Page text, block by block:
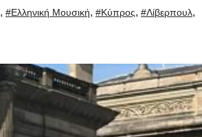
, #Ελληνική Μουσική, #Κύπρος, #Λίβερπουλ,